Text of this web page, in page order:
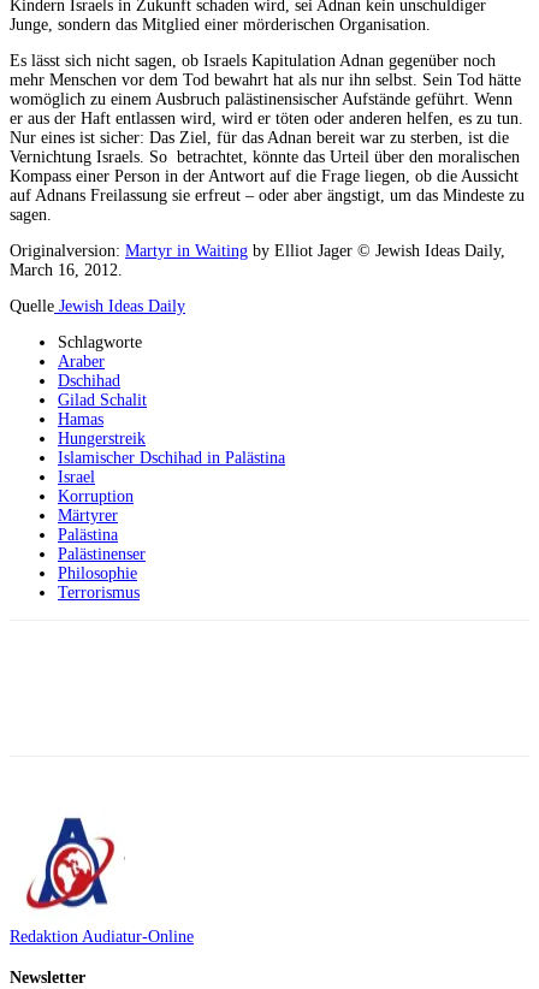
Kindern Israels in Zukunft schaden wird, sei Adnan kein unschuldiger
Junge, sondern das Mitglied einer mörderischen Organisation.
Es lässt sich nicht sagen, ob Israels Kapitulation Adnan gegenüber noch
mehr Menschen vor dem Tod bewahrt hat als nur ihn selbst. Sein Tod hätte
womöglich zu einem Ausbruch palästinensischer Aufstände geführt. Wenn
er aus der Haft entlassen wird, wird er töten oder anderen helfen, es zu tun.
Nur eines ist sicher: Das Ziel, für das Adnan bereit war zu sterben, ist die
Vernichtung Israels. So betrachtet, könnte das Urteil über den moralischen
Kompass einer Person in der Antwort auf die Frage liegen, ob die Aussicht
auf Adnans Freilassung sie erfreut – oder aber ängstigt, um das Mindeste zu
sagen.
Originalversion: Martyr in Waiting by Elliot Jager © Jewish Ideas Daily,
March 16, 2012.
Quelle Jewish Ideas Daily
Schlagworte
Araber
Dschihad
Gilad Schalit
Hamas
Hungerstreik
Islamischer Dschihad in Palästina
Israel
Korruption
Märtyrer
Palästina
Palästinenser
Philosophie
Terrorismus
Redaktion Audiatur-Online
Newsletter